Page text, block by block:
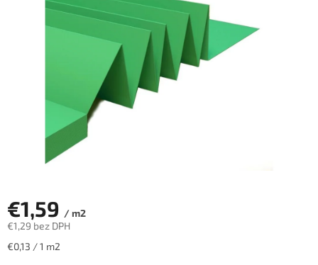
€1,59 / m2
€1,29 bez DPH
Jednotková
€0,13 / 1 m2